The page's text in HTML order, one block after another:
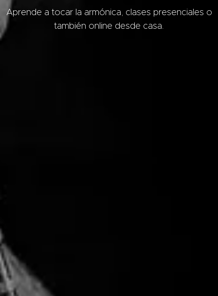
Aprende a tocar la armónica, clases presenciales o
también online desde casa.